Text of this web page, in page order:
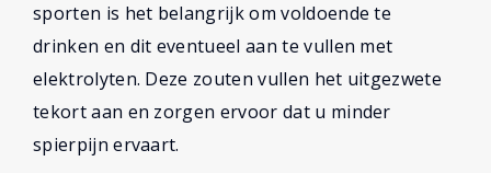
sporten is het belangrijk om voldoende te
drinken en dit eventueel aan te vullen met
elektrolyten. Deze zouten vullen het uitgezwete
tekort aan en zorgen ervoor dat u minder
spierpijn ervaart.